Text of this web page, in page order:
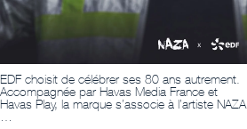
EDF choisit de célébrer ses 80 ans autrement.
Accompagnée par Havas Media France et
Havas Play, la marque s’associe à l’artiste NAZA
…